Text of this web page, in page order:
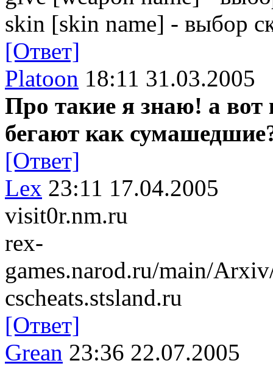
skin [skin name] - выбор
[Ответ]
Platoon 18:11 31.03.2005
Про такие я знаю! а вот
бегают как
[Ответ]
Lex 23:11 17.04.2005
visit0r.nm.ru
rex-
games.narod.ru/main/
cscheats.stsland.ru
[Ответ]
Grean 23:36 22.07.2005